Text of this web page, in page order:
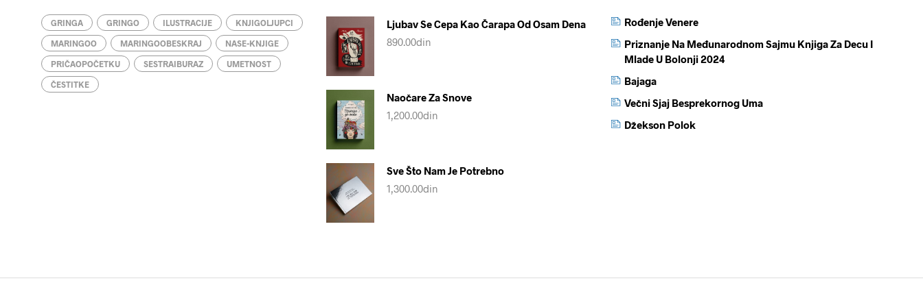
GRINGA GRINGO ILUSTRACIJE KNJIGOLJUPCI
MARINGOO MARINGOOBESKRAJ NASE-KNJIGE
PRIČAOPOČETKU SESTRAIBURAZ UMETNOST
ČESTITKE
Ljubav Se Cepa Kao Čarapa Od Osam Dena
890.00din
Naočare Za Snove
1,200.00din
Sve Što Nam Je Potrebno
1,300.00din
Rođenje Venere
Priznanje Na Međunarodnom Sajmu Knjiga Za Decu I
Mlade U Bolonji 2024
Bajaga
Večni Sjaj Besprekornog Uma
Džekson Polok